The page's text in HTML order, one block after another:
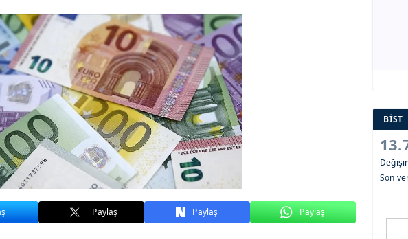
Paylaş Paylaş Paylaş
BİST
Son